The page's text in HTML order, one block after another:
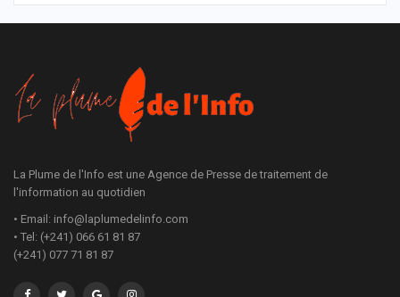
La Plume de l'Info est une Agence de Presse de traitement de
l'information au quotidien
• Email: info@laplumedelinfo.com
• Tel: (+241) 066 61 81 87
(+241) 077 71 81 87